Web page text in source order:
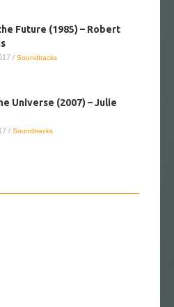
Future (1985) – Robert
/ Soundtracks
Universe (2007) – Julie
/ Soundtracks